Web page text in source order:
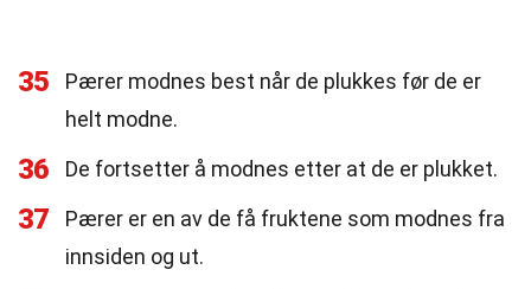
35
Pærer modnes best når de plukkes før de er
helt modne.
36 De fortsetter å modnes etter at de er plukket.
37
Pærer er en av de få fruktene som modnes fra
innsiden og ut.